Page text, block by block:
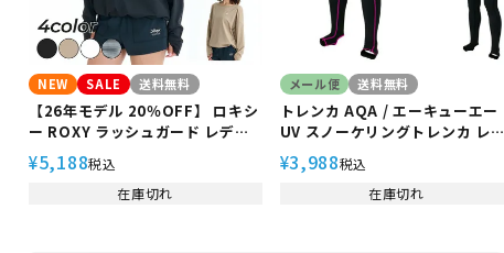
NEW SALE 送料無料
【26年モデル 20％OFF】 ロキシ
ー ROXY ラッシュガード レディ
ース 長袖 プルオーバー 水陸両用
塩素対応 UVカット サムホール付
体型カバー ビーチ プール 海 アウ
¥5,188税込
在庫切れ
メール便 送料無料
トレンカ AQA / エーキューエー
UV スノーケリングトレンカ レデ
ィース KW-4608 スノーケル ス
ノーケリング シュノーケル シュ
ノーケリング ダイビング ＵＰＦ
¥3,988税込
在庫切れ